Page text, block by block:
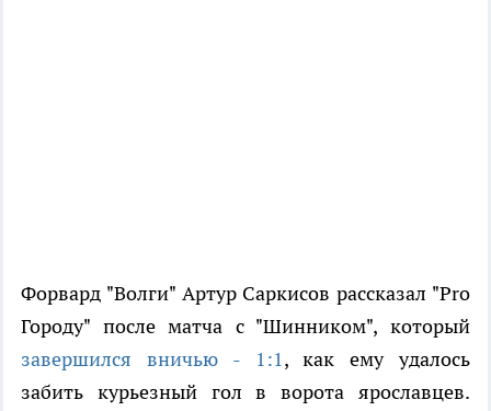
Форвард "Волги" Артур Саркисов рассказал "Pro
Городу" после матча с "Шинником", который
завершился вничью - 1:1, как ему удалось
забить курьезный гол в ворота ярославцев.